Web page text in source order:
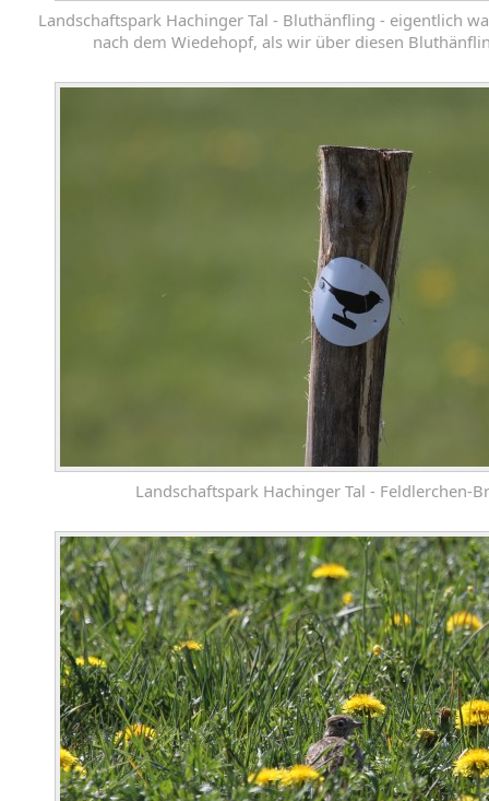
Landschaftspark Hachinger Tal - Bluthänfling - eigentlich
nach dem Wiedehopf, als wir über diesen
Landschaftspark Hachinger Tal - Feldlerchen-